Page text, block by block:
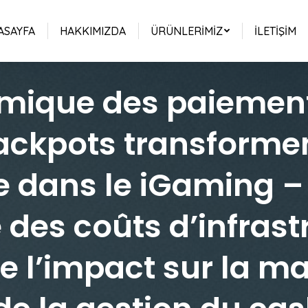
HAKKIMIZDA ÜRÜNLERIMIZ İLETIŞIM
des
dans le iGaming
coûts
l’impact sur la